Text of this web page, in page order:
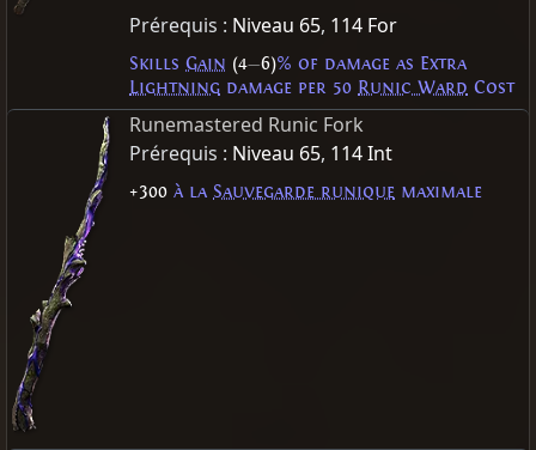
Prérequis : Niveau 65, 114 For
Skills Gain (4—6)% of damage as Extra
Lightning damage per 50 Runic Ward Cost
Runemastered Runic Fork
Prérequis : Niveau 65, 114 Int
+300 à la Sauvegarde runique maximale